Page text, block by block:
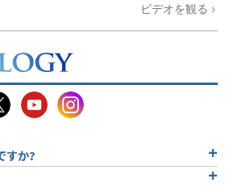
ビデオを観る
すか?